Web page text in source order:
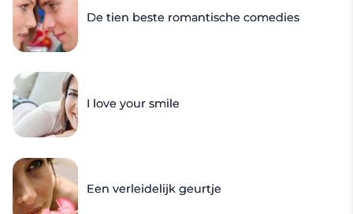
De tien beste romantische comedies
I love your smile
Een verleidelijk geurtje